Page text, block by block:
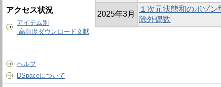
アクセス状況
アイテム別
高頻度ダウンロード文献
ヘルプ
DSpaceについて
2025年3月
１次元状態和のボゾ
除外偶数